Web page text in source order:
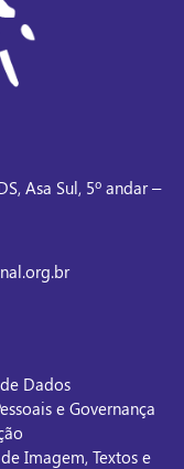
Asa Sul, 5º andar –
Dados
e Governança
Imagem, Textos e